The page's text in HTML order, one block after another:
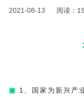
2021-08-13 阅读：
▣ 1、国家为新兴产